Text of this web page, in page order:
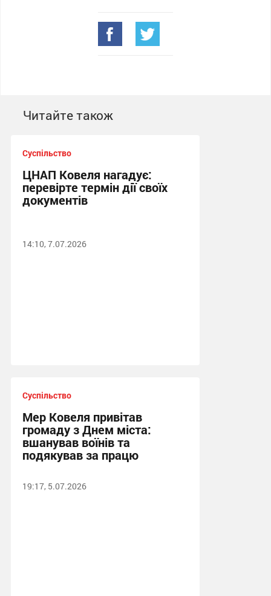
Читайте також
Суспільство
ЦНАП Ковеля нагадує:
перевірте термін дії своїх
документів
14:10, 7.07.2026
Суспільство
Мер Ковеля привітав
громаду з Днем міста:
вшанував воїнів та
подякував за працю
19:17, 5.07.2026